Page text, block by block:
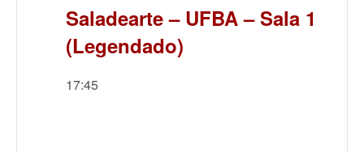
Saladearte – UFBA – Sala 1
(Legendado)
17:45